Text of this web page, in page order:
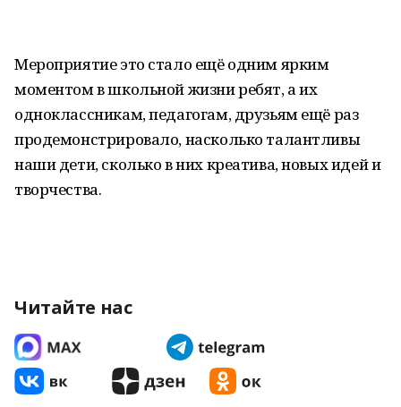
Мероприятие это стало ещё одним ярким
моментом в школьной жизни ребят, а их
одноклассникам, педагогам, друзьям ещё раз
продемонстрировало, насколько талантливы
наши дети, сколько в них креатива, новых идей и
творчества.
Читайте нас